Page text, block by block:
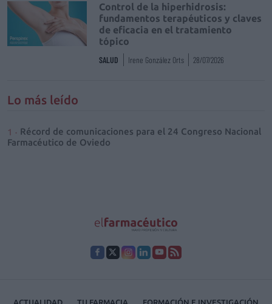
Control de la hiperhidrosis:
fundamentos terapéuticos y claves
de eficacia en el tratamiento
tópico
SALUD Irene González Orts 28/07/2026
Lo más leído
Récord de comunicaciones para el 24 Congreso Nacional
Farmacéutico de Oviedo
ACTUALIDAD TU FARMACIA FORMACIÓN E INVESTIGACIÓN